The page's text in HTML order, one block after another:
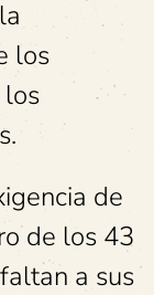
los
los
de
de los 43
a sus